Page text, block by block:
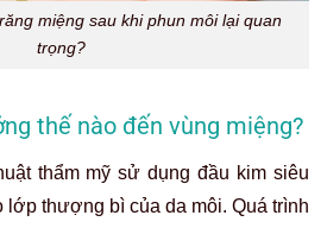
miệng sau khi phun môi lại quan
trọng?
thế nào đến vùng miệng?
thẩm mỹ sử dụng đầu kim siêu
lớp thượng bì của da môi. Quá trình